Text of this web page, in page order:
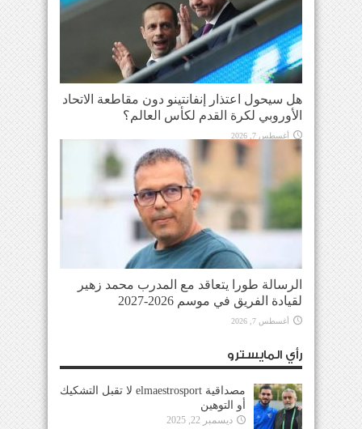
هل سيحول اعتذار إنفانتينو دون مقاطعة الاتحاد
الأوروبي لكرة القدم لكأس العالم؟
أغسطس 7, 2026
الرسالة طورا يتعاقد مع المدرب محمد زهير
لقيادة الفريق في موسم 2026-2027
أغسطس 7, 2026
رأي المايسترو
مصداقية elmaestrosport لا تقبل التشكيك
أو التوهين
ديسمبر 22, 2025